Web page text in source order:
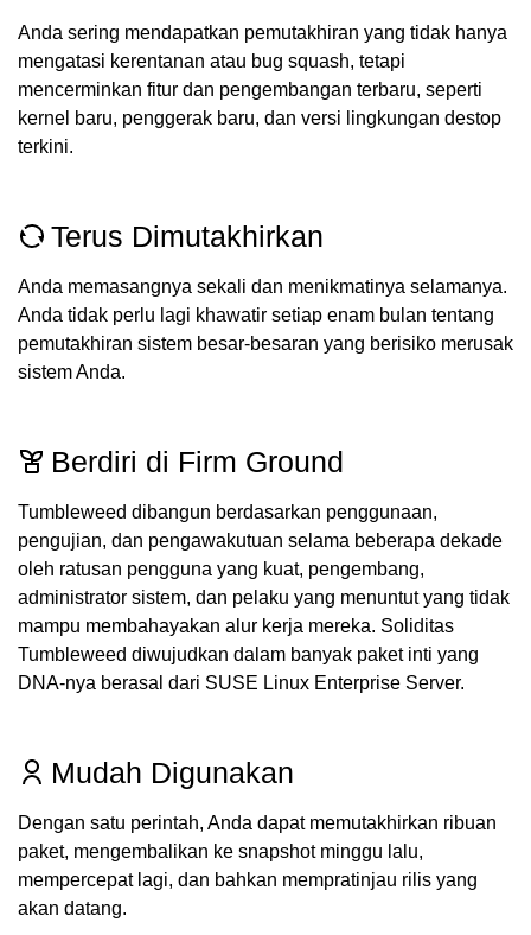
Anda sering mendapatkan pemutakhiran yang tidak hanya
mengatasi kerentanan atau bug squash, tetapi
mencerminkan fitur dan pengembangan terbaru, seperti
kernel baru, penggerak baru, dan versi lingkungan destop
terkini.
Terus Dimutakhirkan
Anda memasangnya sekali dan menikmatinya selamanya.
Anda tidak perlu lagi khawatir setiap enam bulan tentang
pemutakhiran sistem besar-besaran yang berisiko merusak
sistem Anda.
Berdiri di Firm Ground
Tumbleweed dibangun berdasarkan penggunaan,
pengujian, dan pengawakutuan selama beberapa dekade
oleh ratusan pengguna yang kuat, pengembang,
administrator sistem, dan pelaku yang menuntut yang tidak
mampu membahayakan alur kerja mereka. Soliditas
Tumbleweed diwujudkan dalam banyak paket inti yang
DNA-nya berasal dari SUSE Linux Enterprise Server.
Mudah Digunakan
Dengan satu perintah, Anda dapat memutakhirkan ribuan
paket, mengembalikan ke snapshot minggu lalu,
mempercepat lagi, dan bahkan mempratinjau rilis yang
akan datang.